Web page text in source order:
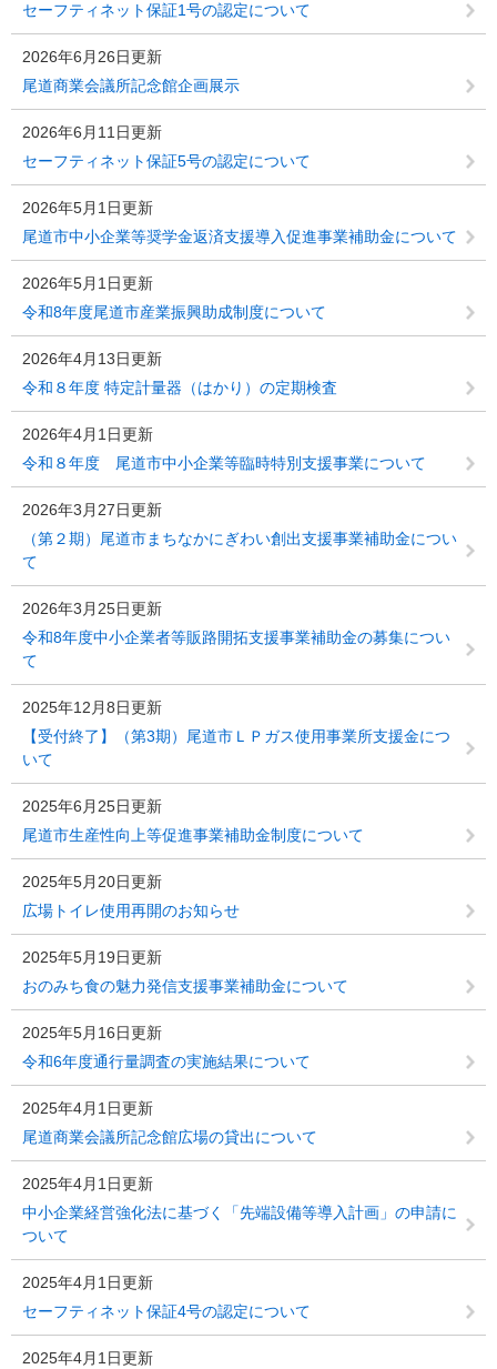
セーフティネット保証1号の認定について
2026年6月26日更新
尾道商業会議所記念館企画展示
2026年6月11日更新
セーフティネット保証5号の認定について
2026年5月1日更新
尾道市中小企業等奨学金返済支援導入促進事業補助金について
2026年5月1日更新
令和8年度尾道市産業振興助成制度について
2026年4月13日更新
令和８年度 特定計量器（はかり）の定期検査
2026年4月1日更新
令和８年度 尾道市中小企業等臨時特別支援事業について
2026年3月27日更新
（第２期）尾道市まちなかにぎわい創出支援事業補助金につい
て
2026年3月25日更新
令和8年度中小企業者等販路開拓支援事業補助金の募集につい
て
2025年12月8日更新
【受付終了】（第3期）尾道市ＬＰガス使用事業所支援金につ
いて
2025年6月25日更新
尾道市生産性向上等促進事業補助金制度について
2025年5月20日更新
広場トイレ使用再開のお知らせ
2025年5月19日更新
おのみち食の魅力発信支援事業補助金について
2025年5月16日更新
令和6年度通行量調査の実施結果について
2025年4月1日更新
尾道商業会議所記念館広場の貸出について
2025年4月1日更新
中小企業経営強化法に基づく「先端設備等導入計画」の申請に
ついて
2025年4月1日更新
セーフティネット保証4号の認定について
2025年4月1日更新